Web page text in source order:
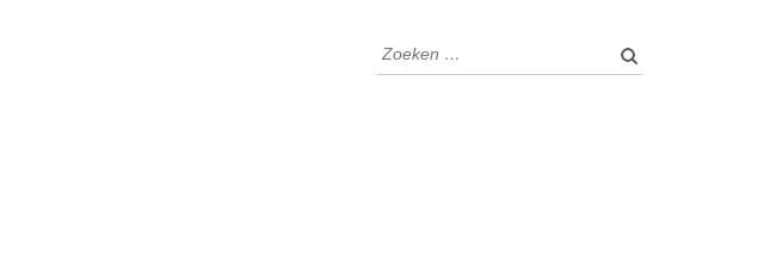
Zoeken
naar: